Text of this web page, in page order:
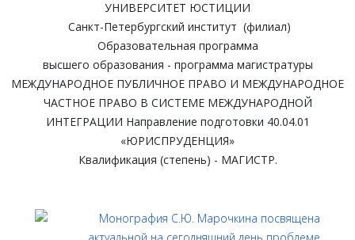
УНИВЕРСИТЕТ ЮСТИЦИИ
Санкт-Петербургский институт (филиал)
Образовательная программа
высшего образования - программа магистратуры
МЕЖДУНАРОДНОЕ ПУБЛИЧНОЕ ПРАВО И МЕЖДУНАРОДНОЕ
ЧАСТНОЕ ПРАВО В СИСТЕМЕ МЕЖДУНАРОДНОЙ
ИНТЕГРАЦИИ Направление подготовки 40.04.01
«ЮРИСПРУДЕНЦИЯ»
Квалификация (степень) - МАГИСТР.